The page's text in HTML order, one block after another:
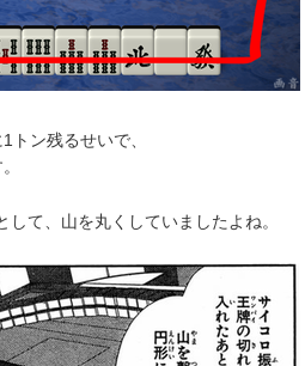
トン残るせいで、
て、山を丸くしていましたよね。